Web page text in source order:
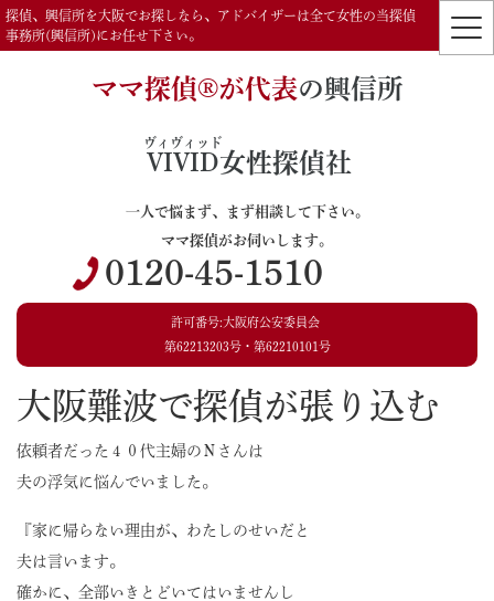
探偵、興信所を大阪でお探しなら、アドバイザーは全て女性の当探偵
事務所(興信所)にお任せ下さい。
ママ探偵®️が代表の興信所
VIVID
ヴィヴィッド
女性探偵社
一人で悩まず、まず相談して下さい。
ママ探偵がお伺いします。
0120-45-1510
許可番号:大阪府公安委員会
第62213203号・第62210101号
大阪難波で探偵が張り込む
依頼者だった４０代主婦のＮさんは
夫の浮気に悩んでいました。
『家に帰らない理由が、わたしのせいだと
夫は言います。
確かに、全部いきとどいてはいませんし